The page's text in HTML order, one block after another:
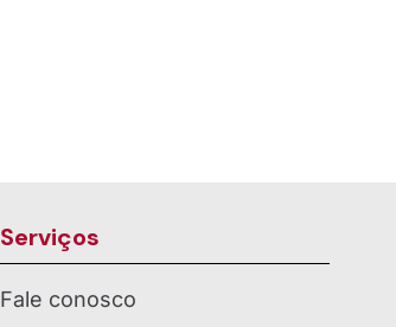
Serviços
Fale conosco